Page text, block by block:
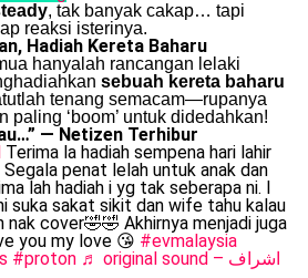
, tak banyak cakap… tapi
reaksi isterinya.
Hadiah Kereta Baharu
hanyalah rancangan lelaki
sebuah kereta baharu
tenang semacam—rupanya
paling ‘boom’ untuk didedahkan!
— Netizen Terhibur
Terima la hadiah sempena hari lahir
penat lelah untuk anak dan
lah hadiah i yg tak seberapa ni. I
suka sakat sikit dan wife tahu kalau
nak cover🤣🤣 Akhirnya menjadi juga
you my love 😘 #evmalaysia
#proton ♬ original sound – اشراف